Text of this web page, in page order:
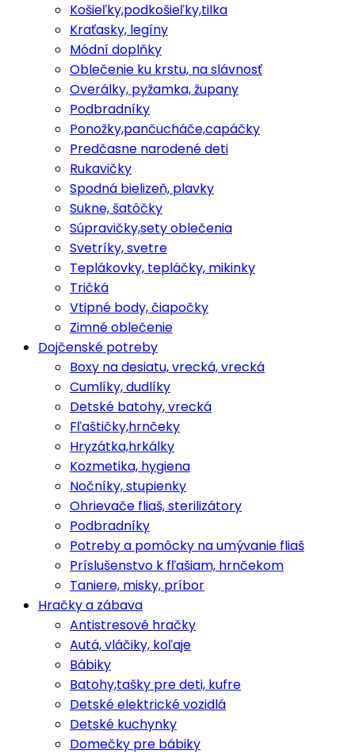
Košieľky,podkošieľky,tilka
Kraťasky, legíny
Módní doplňky
Oblečenie ku krstu, na slávnosť
Overálky, pyžamka, župany
Podbradníky
Ponožky,pančucháče,capáčky
Predčasne narodené deti
Rukavičky
Spodná bielizeň, plavky
Sukne, šatôčky
Súpravičky,sety oblečenia
Svetríky, svetre
Teplákovky, tepláčky, mikinky
Tričká
Vtipné body, čiapočky
Zimné oblečenie
Dojčenské potreby
Boxy na desiatu, vrecká, vrecká
Cumlíky, dudlíky
Detské batohy, vrecká
Fľaštičky,hrnčeky
Hryzátka,hrkálky
Kozmetika, hygiena
Nočníky, stupienky
Ohrievače fliaš, sterilizátory
Podbradníky
Potreby a pomôcky na umývanie fliaš
Príslušenstvo k fľašiam, hrnčekom
Taniere, misky, príbor
Hračky a zábava
Antistresové hračky
Autá, vláčiky, koľaje
Bábiky
Batohy,tašky pre deti, kufre
Detské elektrické vozidlá
Detské kuchynky
Domečky pre bábiky